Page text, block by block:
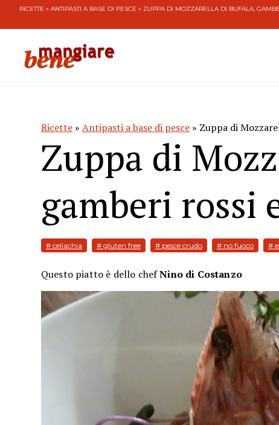
RICETTE » ANTIPASTI A BASE DI PESCE » ZUPPA DI MOZZARELLA DI BUFALA,
Ricette » Antipasti a base di pesce » Zuppa di
Zuppa di
gamberi rossi
# celiachia # gluten free # pesce crudo # no fuoco #
Questo piatto è dello chefNino di Costanzo